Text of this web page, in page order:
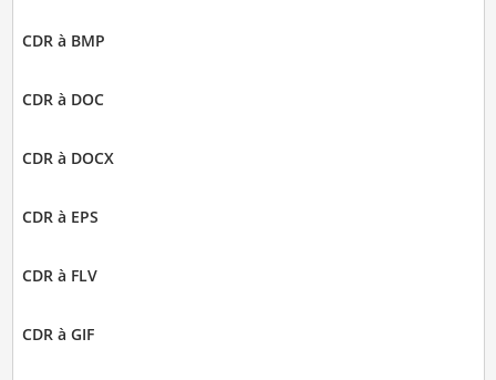
CDR à BMP
CDR à DOC
CDR à DOCX
CDR à EPS
CDR à FLV
CDR à GIF